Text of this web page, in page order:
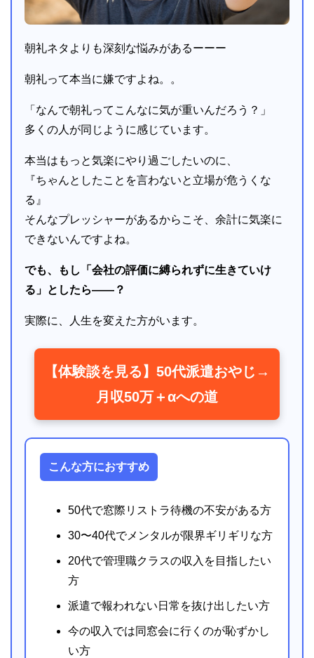
朝礼ネタよりも深刻な悩みがあるーーー
朝礼って本当に嫌ですよね。。
「なんで朝礼ってこんなに気が重いんだろう？」
多くの人が同じように感じています。
本当はもっと気楽にやり過ごしたいのに、
『ちゃんとしたことを言わないと立場が危うくな
る』
そんなプレッシャーがあるからこそ、余計に気楽に
できないんですよね。
でも、もし「会社の評価に縛られずに生きていけ
る」としたら――？
実際に、人生を変えた方がいます。
【体験談を見る】50代派遣おやじ→
月収50万＋αへの道
こんな方におすすめ
50代で窓際リストラ待機の不安がある方
30〜40代でメンタルが限界ギリギリな方
20代で管理職クラスの収入を目指したい
方
派遣で報われない日常を抜け出したい方
今の収入では同窓会に行くのが恥ずかし
い方